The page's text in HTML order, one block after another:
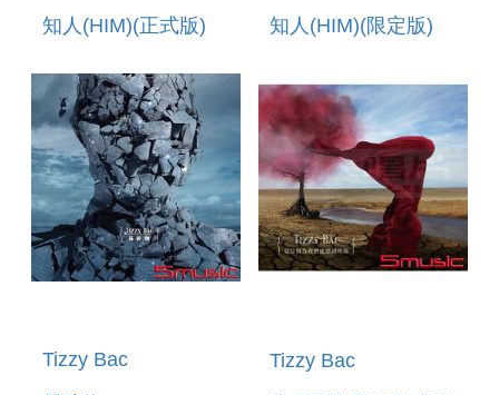
知人(HIM)(正式版)
知人(HIM)(限定版)
Tizzy Bac
Tizzy Bac